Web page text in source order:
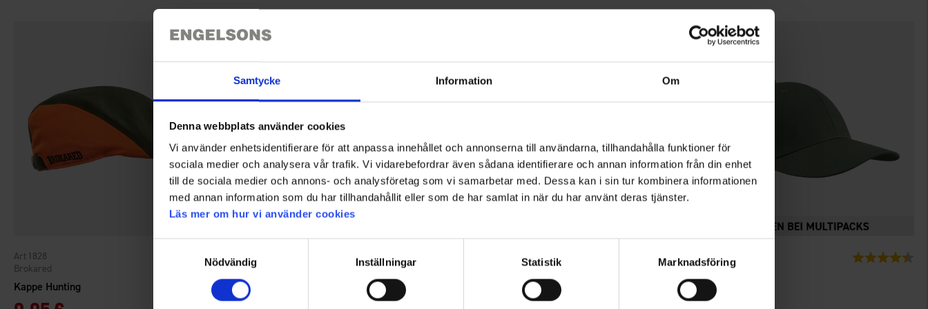
Samtycke Information Om
Denna webbplats använder cookies
Vi använder enhetsidentifierare för att anpassa innehållet och annonserna till användarna, tillhandahålla funktioner för
sociala medier och analysera vår trafik. Vi vidarebefordrar även sådana identifierare och annan information från din enhet
till de sociala medier och annons- och analysföretag som vi samarbetar med. Dessa kan i sin tur kombinera informationen
med annan information som du har tillhandahållit eller som de har samlat in när du har använt deras tjänster.
Läs mer om hur vi använder cookies
Nödvändig
Inställningar Statistik Marknadsföring
Kappe Hunting
Brokared
1828
Kappe Dundee
Brokared High Mountain
Kappe
High Mountain
3525 Bewertung: